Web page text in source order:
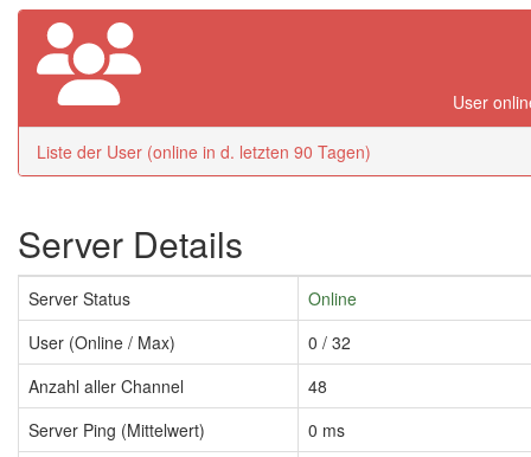
User
Liste der User (online in d. letzten 90 Tagen)
Server Details
Server Status
Online
User (Online / Max)
0 / 32
Anzahl aller Channel
48
Server Ping (Mittelwert)
0 ms